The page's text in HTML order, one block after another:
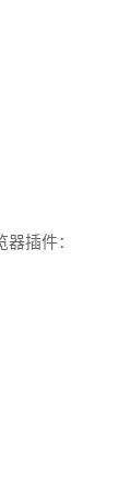
插件：